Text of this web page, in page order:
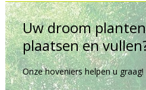
Uw droom
plaatsen en
Onze hoveniers helpen u graag!